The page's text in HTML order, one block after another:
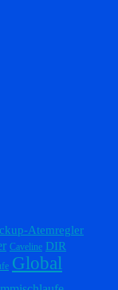
Atemregler
Caveline DIR
Global